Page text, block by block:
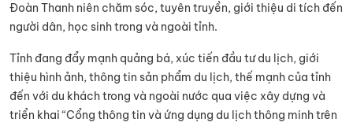
Đoàn Thanh niên chăm sóc, tuyên truyền, giới thiệu di tích đến
người dân, học sinh trong và ngoài tỉnh.
Tỉnh đang đẩy mạnh quảng bá, xúc tiến đầu tư du lịch, giới
thiệu hình ảnh, thông tin sản phẩm du lịch, thế mạnh của tỉnh
đến với du khách trong và ngoài nước qua việc xây dựng và
triển khai “Cổng thông tin và ứng dụng du lịch thông minh trên